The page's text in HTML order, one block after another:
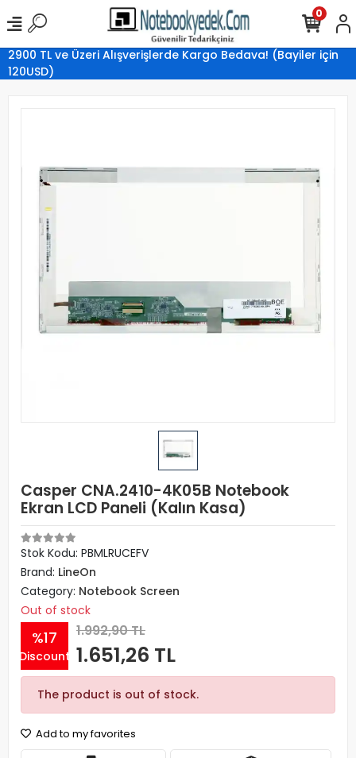
2900 TL ve Üzeri Alışverişlerde Kargo Bedava! (Bayiler için
120USD)
0
Casper CNA.2410-4K05B Notebook
Ekran LCD Paneli (Kalın Kasa)
Stok Kodu: PBMLRUCEFV
Brand: LineOn
Category: Notebook Screen
Out of stock
%17
Discount
1.992,90 TL
1.651,26 TL
The product is out of stock.
Add to my favorites